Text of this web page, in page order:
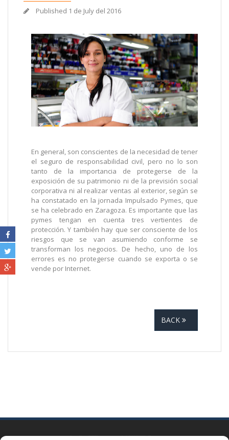
Published 1 de July del 2016
En general, son conscientes de la necesidad de tener
el seguro de responsabilidad civil, pero no lo son
tanto de la importancia de protegerse de la
exposición de su patrimonio ni de la previsión social
corporativa ni al realizar ventas al exterior, según se
ha constatado en la jornada Impulsado Pymes, que
se ha celebrado en Zaragoza. Es importante que las
pymes tengan en cuenta tres vertientes de
protección. Y también hay que ser consciente de los
riesgos que se van asumiendo conforme se
transforman los negocios. De hecho, uno de los
errores es no protegerse cuando se exporta o se
vende por Internet.
BACK